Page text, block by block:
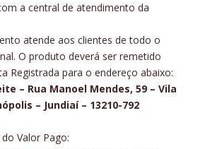
a central de atendimento da
atende aos clientes de todo o
O produto deverá ser remetido
Registrada para o endereço abaixo:
– Rua Manoel Mendes, 59 – Vila
– Jundiaí – 13210-792
Valor Pago: